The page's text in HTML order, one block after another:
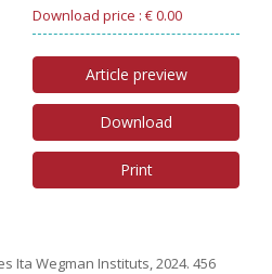
Download price : € 0.00
Article preview
Download
Print
Ita Wegman Instituts, 2024. 456